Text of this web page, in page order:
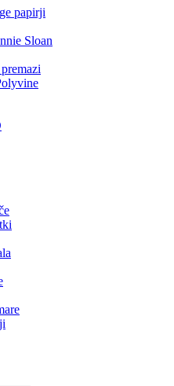
papirji
Sloan